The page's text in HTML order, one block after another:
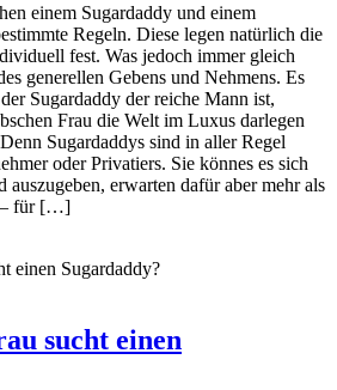
einem Sugardaddy und einem
Regeln. Diese legen natürlich die
fest. Was jedoch immer gleich
generellen Gebens und Nehmens. Es
Sugardaddy der reiche Mann ist,
Frau die Welt im Luxus darlegen
Sugardaddys sind in aller Regel
oder Privatiers. Sie könnes es sich
auszugeben, erwarten dafür aber mehr als
– für […]
sucht einen